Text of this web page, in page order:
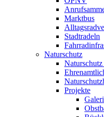
Marktbus
Stadtradeln
Naturschutz
Projekte